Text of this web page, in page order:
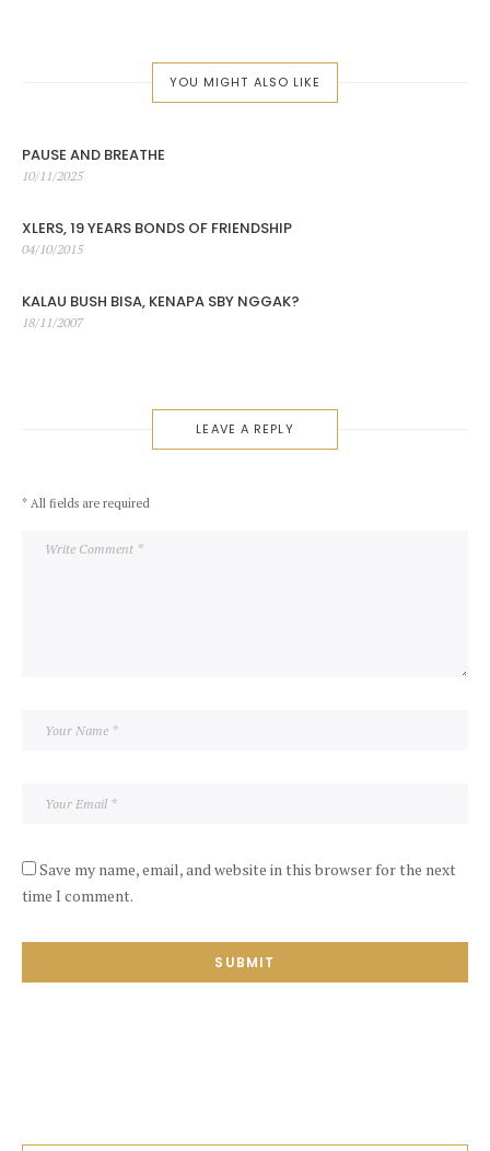
YOU MIGHT ALSO LIKE
PAUSE AND BREATHE
Posted
10/11/2025
XLERS, 19 YEARS BONDS OF FRIENDSHIP
Posted
04/10/2015
KALAU BUSH BISA, KENAPA SBY NGGAK?
Posted
18/11/2007
LEAVE A REPLY
* All fields are required
Save my name, email, and website in this browser for the next
time I comment.
SUBMIT